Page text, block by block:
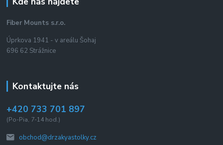
Fiber Mounts s.r.o.
Úprkova 1941 - v areálu Šohaj
696 62 Strážnice
Kontaktujte nás
+420 733 701 897
(Po-Pia, 7-14 hod.)
obchod@drzakyastolky.cz